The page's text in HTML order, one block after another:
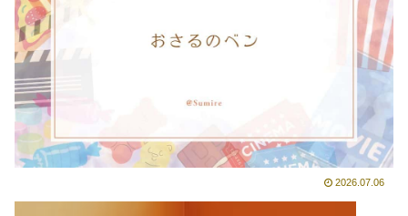
2026.07.06